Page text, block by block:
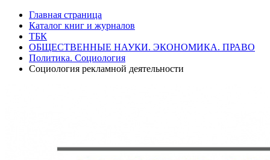
Главная страница
Каталог книг и журналов
ТБК
ОБЩЕСТВЕННЫЕ НАУКИ. ЭКОНОМИКА. ПРАВО
Политика. Социология
Социология рекламной деятельности